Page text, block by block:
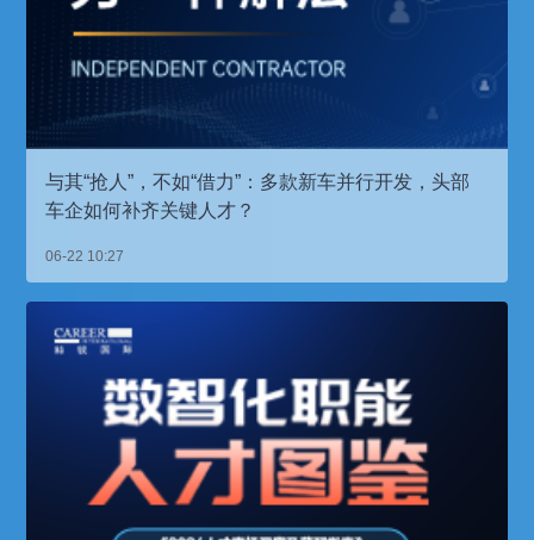
与其“抢人”，不如“借力”：多款新车并行开发，头部
车企如何补齐关键人才？
06-22 10:27